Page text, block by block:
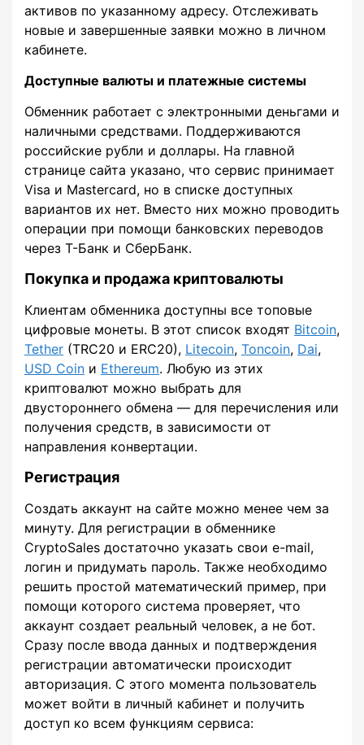
активов по указанному адресу. Отслеживать
новые и завершенные заявки можно в личном
кабинете.
Доступные валюты и платежные системы
Обменник работает с электронными деньгами и
наличными средствами. Поддерживаются
российские рубли и доллары. На главной
странице сайта указано, что сервис принимает
Visa и Mastercard, но в списке доступных
вариантов их нет. Вместо них можно проводить
операции при помощи банковских переводов
через Т-Банк и СберБанк.
Покупка и продажа криптовалюты
Клиентам обменника доступны все топовые
цифровые монеты. В этот список входят Bitcoin,
Tether (TRC20 и ERC20), Litecoin, Toncoin, Dai,
USD Coin и Ethereum. Любую из этих
криптовалют можно выбрать для
двустороннего обмена — для перечисления или
получения средств, в зависимости от
направления конвертации.
Регистрация
Создать аккаунт на сайте можно менее чем за
минуту. Для регистрации в обменнике
CryptoSales достаточно указать свои e-mail,
логин и придумать пароль. Также необходимо
решить простой математический пример, при
помощи которого система проверяет, что
аккаунт создает реальный человек, а не бот.
Сразу после ввода данных и подтверждения
регистрации автоматически происходит
авторизация. С этого момента пользователь
может войти в личный кабинет и получить
доступ ко всем функциям сервиса: